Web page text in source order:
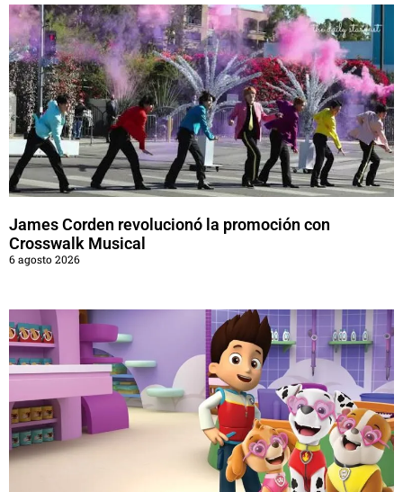
James Corden revolucionó la promoción con
Crosswalk Musical
6 agosto 2026